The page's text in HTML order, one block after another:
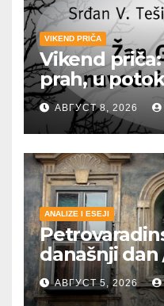
VIKEND PRIČA
Vikend
prah, u potok
АВГУСТ 8, 2026
ANALIZE I ESEJI
današnji
pobednica u
АВГУСТ 5, 2026